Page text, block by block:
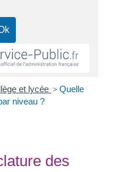
et lycée > Quelle
niveau ?
des